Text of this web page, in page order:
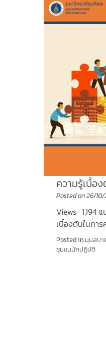
ความรู้เบื้อ
Posted on26/10/
Views :
เบื้องต้นในกา
Posted in มุมสบา
ชุมชนนักปฏิบัติ